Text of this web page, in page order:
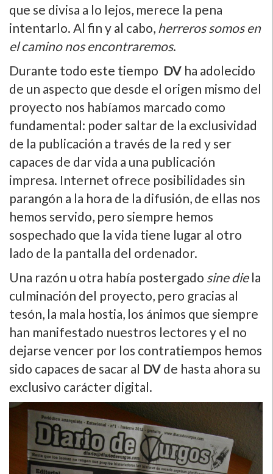
que se divisa a lo lejos, merece la pena
intentarlo. Al fin y al cabo, herreros somos en
el camino nos encontraremos.
Durante todo este tiempo DV ha adolecido
de un aspecto que desde el origen mismo del
proyecto nos habí­amos marcado como
fundamental: poder saltar de la exclusividad
de la publicación a través de la red y ser
capaces de dar vida a una publicación
impresa. Internet ofrece posibilidades sin
parangón a la hora de la difusión, de ellas nos
hemos servido, pero siempre hemos
sospechado que la vida tiene lugar al otro
lado de la pantalla del ordenador.
Una razón u otra habí­a postergado sine die la
culminación del proyecto, pero gracias al
tesón, la mala hostia, los ánimos que siempre
han manifestado nuestros lectores y el no
dejarse vencer por los contratiempos hemos
sido capaces de sacar al DV de hasta ahora su
exclusivo carácter digital.